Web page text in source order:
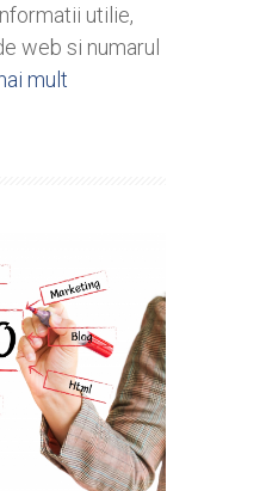
utilie,
web si numarul
mult